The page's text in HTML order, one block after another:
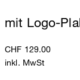
mit Logo-
CHF 129.00
inkl. MwSt